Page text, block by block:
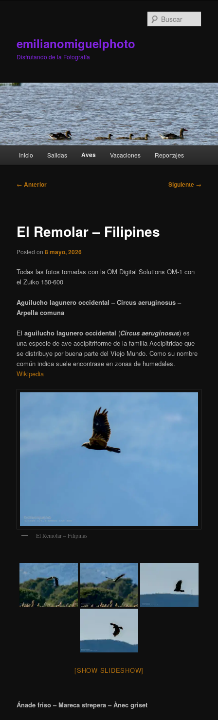
emilianomiguelphoto
Disfrutando de la Fotografía
principal
Inicio Salidas Aves Vacaciones Reportajes
Navegación
← Anterior Siguiente →
El Remolar – Filipines
Posted on8 mayo, 2026
Todas las fotos tomadas con la OM Digital Solutions OM-1 con
el Zuiko 150-600
Aguilucho lagunero occidental – Circus aeruginosus –
Arpella comuna
Elaguilucho lagunero occidental (Circus aeruginosus) es
una especie de ave accipitriforme de la familia Accipitridae que
se distribuye por buena parte del Viejo Mundo. Como su nombre
común indica suele encontrase en zonas de humedales.
Wikipedia
El Remolar – Filipinas
[SHOW SLIDESHOW]
Ánade friso – Mareca strepera – Ànec griset